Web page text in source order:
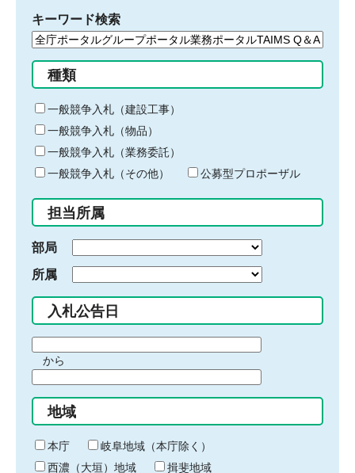
キーワード検索
検
る
キ
ー
ワ
ー
ド
入
力
種類
一般競争入札（建設工事）
一般競争入札（物品）
一般競争入札（業務委託）
一般競争入札（その他）
公募型プロポーザル
担当所属
部局
所属
入札公告日
間
始
り
から
間
終
わ
り
地域
本庁
岐阜地域（本庁除く）
西濃（大垣）地域
揖斐地域